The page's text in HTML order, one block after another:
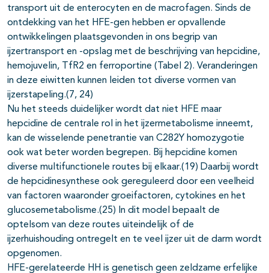
transport uit de enterocyten en de macrofagen. Sinds de
ontdekking van het HFE-gen hebben er opvallende
ontwikkelingen plaatsgevonden in ons begrip van
ijzertransport en -opslag met de beschrijving van hepcidine,
hemojuvelin, TfR2 en ferroportine (Tabel 2). Veranderingen
in deze eiwitten kunnen leiden tot diverse vormen van
ijzerstapeling.(7, 24)
Nu het steeds duidelijker wordt dat niet HFE maar
hepcidine de centrale rol in het ijzermetabolisme inneemt,
kan de wisselende penetrantie van C282Y homozygotie
ook wat beter worden begrepen. Bij hepcidine komen
diverse multifunctionele routes bij elkaar.(19) Daarbij wordt
de hepcidinesynthese ook gereguleerd door een veelheid
van factoren waaronder groeifactoren, cytokines en het
glucosemetabolisme.(25) In dit model bepaalt de
optelsom van deze routes uiteindelijk of de
ijzerhuishouding ontregelt en te veel ijzer uit de darm wordt
opgenomen.
HFE-gerelateerde HH is genetisch geen zeldzame erfelijke